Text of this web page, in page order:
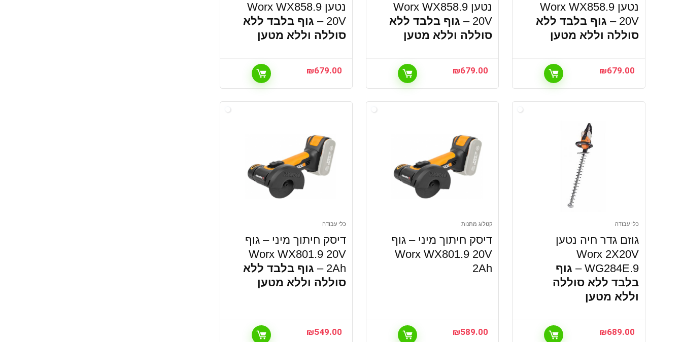
נטען Worx WX858.9
20V –
גוף בלבד ללא
סוללה וללא מטען
₪679.00
נטען Worx WX858.9
20V –
גוף בלבד ללא
סוללה וללא מטען
₪679.00
נטען Worx WX858.9
20V –
גוף בלבד ללא
סוללה וללא מטען
₪679.00
כלי עבודה
גוזם גדר חיה נטען
Worx 2X20V
WG284E.9 –
גוף
בלבד ללא סוללה
וללא מטען
₪689.00
קטלוג מתנות
דיסק חיתוך מיני – גוף
Worx WX801.9 20V
2Ah
₪589.00
כלי עבודה
דיסק חיתוך מיני – גוף
Worx WX801.9 20V
2Ah –
גוף בלבד ללא
סוללה וללא מטען
₪549.00